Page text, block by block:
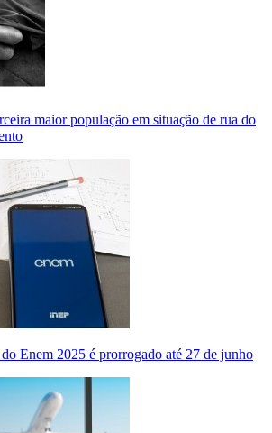
maior população em situação de rua do
Enem 2025 é prorrogado até 27 de junho